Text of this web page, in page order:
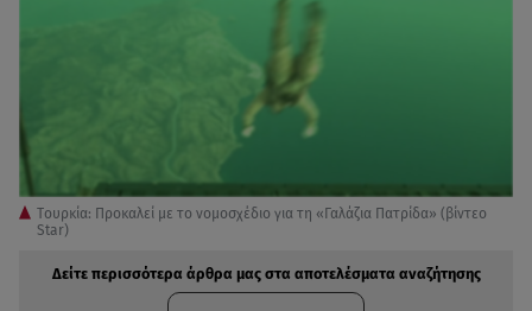
Tουρκία: Προκαλεί με το νομοσχέδιο για τη «Γαλάζια Πατρίδα» (βίντεο
Star)
Δείτε περισσότερα άρθρα μας στα αποτελέσματα αναζήτησης